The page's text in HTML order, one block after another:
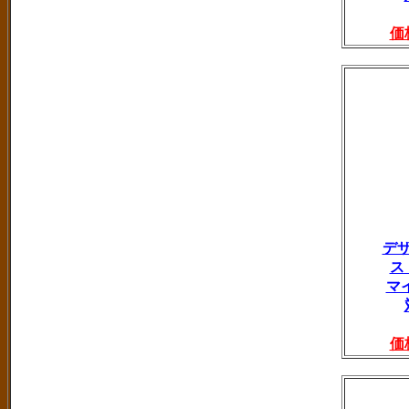
価
デ
ス
マ
価